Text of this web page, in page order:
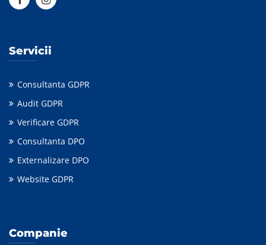
Servicii
Consultanta GDPR
Audit GDPR
Verificare GDPR
Consultanta DPO
Externalizare DPO
Website GDPR
Companie